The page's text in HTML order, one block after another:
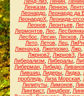
Ленказм
Леннон
Леонардо Леонардо да
ЛеонардоХ Леонида-
Леонов, Леонтьев,
Лермонтов, Лес
Лесбос
Лесин, Лесков,
Лето, Летов, Лец,
Лженаука Лжепромо Лжр
Лжрнов2 Лжрнов3
Либерализм
Либералы
Либерман, Либидо,
Лившиц, Лидеры, Лидка,
проблядь, Лиза Морская,
Лилипуты, Лимонов,
Лингвист, Линдберг,